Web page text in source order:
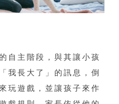
自主階段，與其讓小孩
我長大了」的訊息，倒
玩遊戲，並讓孩子來作